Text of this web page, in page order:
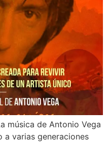
música de Antonio Vega
a varias generaciones